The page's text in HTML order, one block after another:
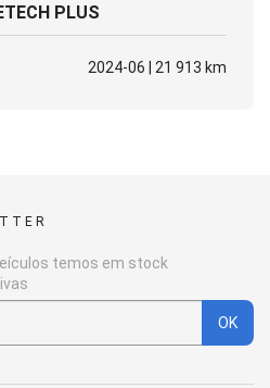
PLUS
2024-06 | 21 913 km
temos em stock
OK